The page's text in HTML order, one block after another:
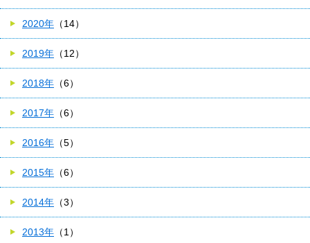
2020年 （14）
2019年 （12）
2018年 （6）
2017年 （6）
2016年 （5）
2015年 （6）
2014年 （3）
2013年 （1）